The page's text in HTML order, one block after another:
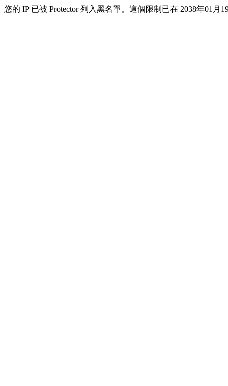
您的 IP 已被 Protector 列入黑名單。這個限制已在 2038年01月